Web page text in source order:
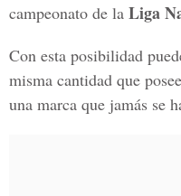
campeonato de la Liga
Con esta posibilidad
misma cantidad que posee
una marca que jamás se